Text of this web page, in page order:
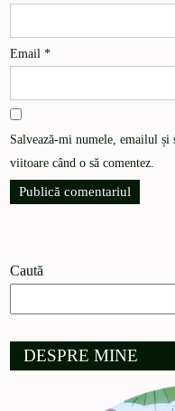
Email*
Salvează-mi numele, emailul
viitoare când o să comentez.
Caută
DESPRE MINE